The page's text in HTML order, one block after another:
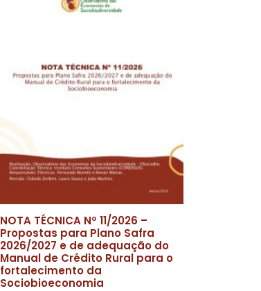
NOTA TÉCNICA Nº 11/2026 –
Propostas para Plano Safra
2026/2027 e de adequação do
Manual de Crédito Rural para o
fortalecimento da
Sociobioeconomia